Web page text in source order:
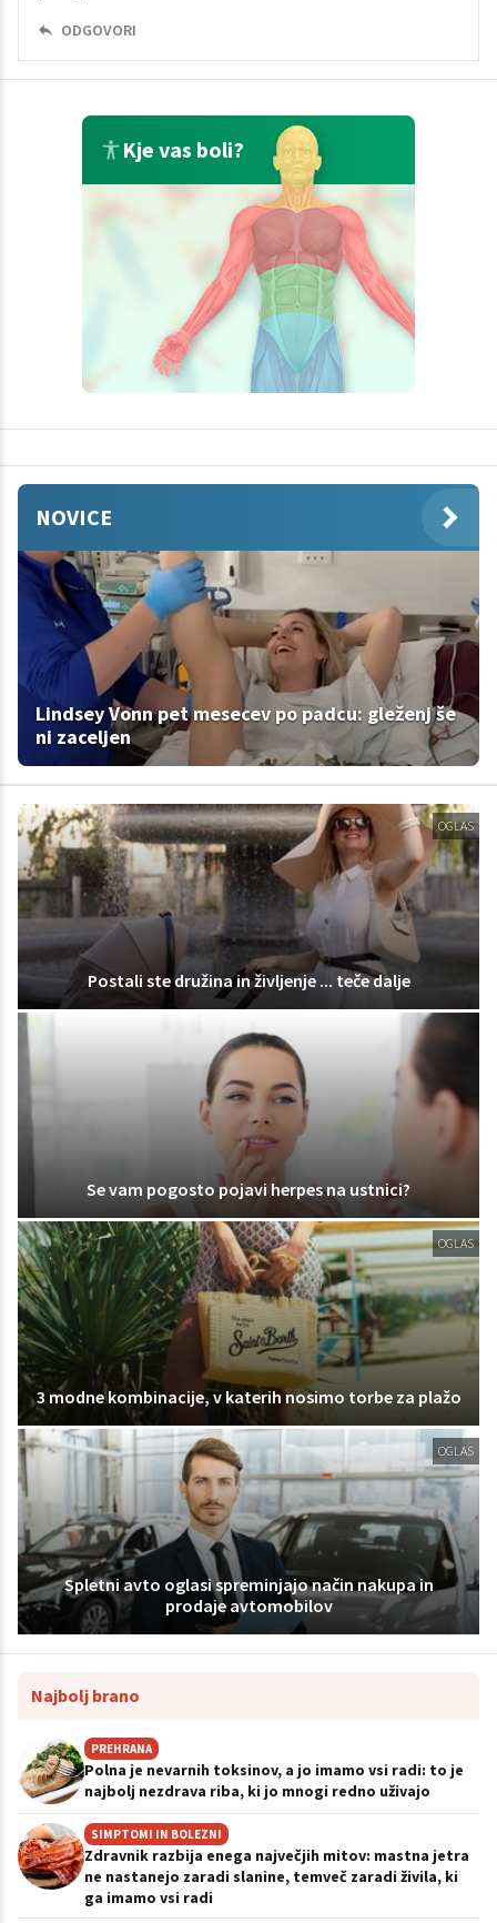
ODGOVORI
Kje vas boli?
NOVICE
Lindsey Vonn pet mesecev po padcu: gleženj še
ni zaceljen
OGLAS
Postali ste družina in življenje ... teče dalje
Se vam pogosto pojavi herpes na ustnici?
OGLAS
3 modne kombinacije, v katerih nosimo torbe za plažo
OGLAS
Spletni avto oglasi spreminjajo način nakupa in
prodaje avtomobilov
Najbolj brano
PREHRANA
Polna je nevarnih toksinov, a jo imamo vsi radi: to je
najbolj nezdrava riba, ki jo mnogi redno uživajo
SIMPTOMI IN BOLEZNI
Zdravnik razbija enega največjih mitov: mastna jetra
ne nastanejo zaradi slanine, temveč zaradi živila, ki
ga imamo vsi radi